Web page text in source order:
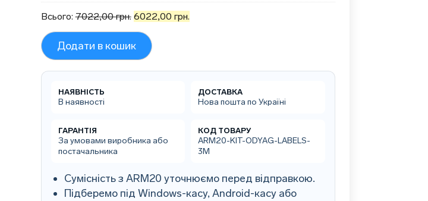
Всього:7022,00грн. 6022,00 грн.
Додати в кошик
НАЯВНІСТЬ
В наявності
ДОСТАВКА
Нова пошта по Україні
ГАРАНТІЯ
За умовами виробника або
постачальника
КОД ТОВАРУ
ARM20-KIT-ODYAG-LABELS-
3M
Сумісність з ARM20 уточнюємо перед відправкою.
Підберемо під Windows-касу, Android-касу або